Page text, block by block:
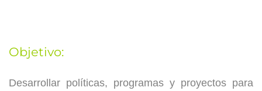
Objetivo:
Desarrollar políticas, programas y proyectos para